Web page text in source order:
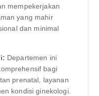
mempekerjakan
yang mahir
dan minimal
Departemen ini
bagi
prenatal, layanan
kondisi ginekologi.